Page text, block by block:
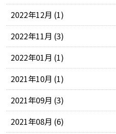
2022年12月 (1)
2022年11月 (3)
2022年01月 (1)
2021年10月 (1)
2021年09月 (3)
2021年08月 (6)